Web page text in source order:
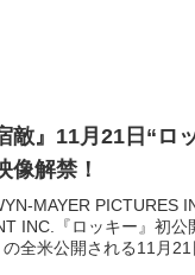
敵』11月21日“ロ
像解禁！
MAYER PICTURES
INC.『ロッキー』初公
全米公開される11月21